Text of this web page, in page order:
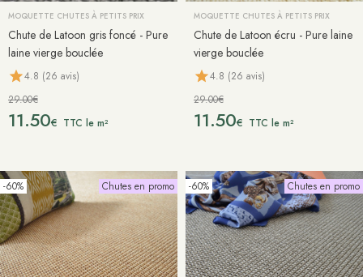
MOQUETTE CHUTES À PETITS PRIX
Chute de Latoon gris foncé - Pure
laine vierge bouclée
4.8 (26 avis)
29.00€
11.50€ TTC le m²
MOQUETTE CHUTES À PETITS PRIX
Chute de Latoon écru - Pure laine
vierge bouclée
4.8 (26 avis)
29.00€
11.50€ TTC le m²
-60% Chutes en promo -60% Chutes en promo